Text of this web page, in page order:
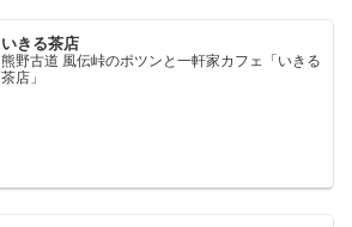
いきる茶店
熊野古道 風伝峠のポツンと一軒家カフェ「いきる
茶店」